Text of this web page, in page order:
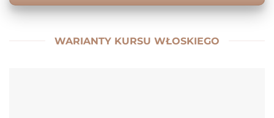
WARIANTY KURSU WŁOSKIEGO